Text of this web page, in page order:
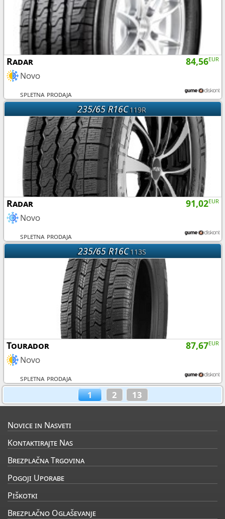
84,56EUR
Radar
Novo
spletna prodaja
235/65 R16C119R
91,02EUR
Radar
Novo
spletna prodaja
235/65 R16C113S
87,67EUR
Tourador
Novo
spletna prodaja
1 2 13
Novice in Nasveti
Kontaktirajte Nas
Brezplačna Trgovina
Pogoji Uporabe
Piškotki
Brezplačno Oglaševanje